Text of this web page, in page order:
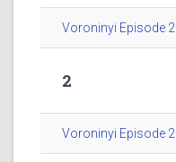
Voroninyi Episode
2
Voroninyi Episode